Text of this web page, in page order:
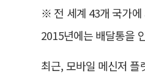
※ 전 세계 43개 국가에
2015년에는 배달통을
최근, 모바일 메신저